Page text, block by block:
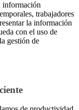
información
trabajadores
la información
con el uso de
gestión de